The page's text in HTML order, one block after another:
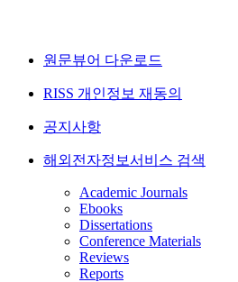
원문뷰어 다운로드
RISS 개인정보 재동의
공지사항
해외전자정보서비스 검색
Academic Journals
Ebooks
Dissertations
Conference Materials
Reviews
Reports